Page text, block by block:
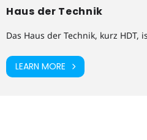
Haus der Technik
Das Haus der Technik, kurz
LEARN MORE